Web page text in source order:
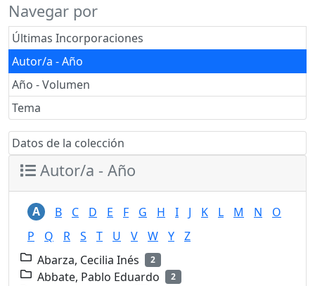
Navegar por
Últimas Incorporaciones
Autor/a - Año
Año - Volumen
Tema
Datos de la colección
Autor/a - Año
A B C D E F G H I J K L M N
O
P
Q R S T U V W Y
Z
Abarza, Cecilia Inés
2
Abbate, Pablo Eduardo 2